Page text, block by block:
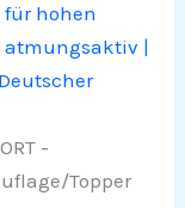
für hohen
atmungsaktiv |
-
Topper